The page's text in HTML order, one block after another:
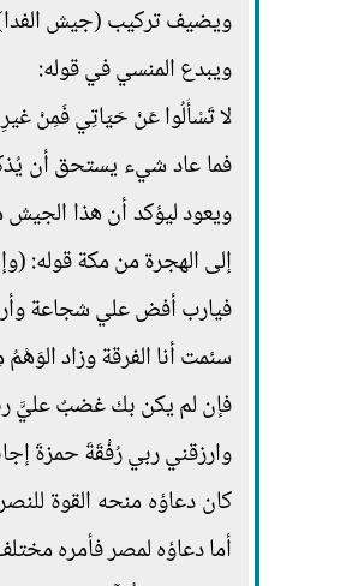
ويضيف تركيب (جيش الفدا)
ويبدع المنسي في قوله:
لا تَسْأَلُوا عَنْ حَيَاتِي فَمِنْ
فما عاد شيء يستحق أن
ويعود ليؤكد أن هذا الجيش
إلى الهجرة من مكة قوله:
فيارب أفض علي شجاعة
سئمت أنا الفرقة وزاد
فإن لم يكن بك غضبٌ عليَّ
وارزقني ربي رُفْقَةَ حمزةَ
كان دعاؤه منحه القوة
أما دعاؤه لمصر فأمره